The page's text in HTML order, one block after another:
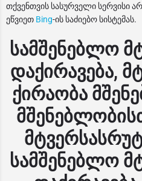
თქვენთვის სასურველი სერვისი
ეწვიეთ Bing-ის საძიებო სისტემას.
სამშენებლო
დაქირავება,
ქირაობა
სამშენებლო